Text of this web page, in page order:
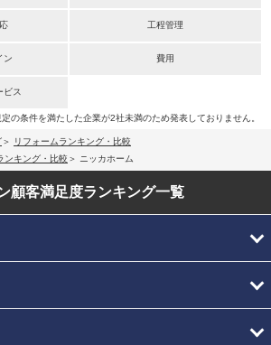
工程管理
ン 費用
ビス
の条件を満たした企業が2社未満のため発表しておりません。
リフォームランキング・比較
ンキング・比較
ニッカホーム
顧客満足度ランキング一覧